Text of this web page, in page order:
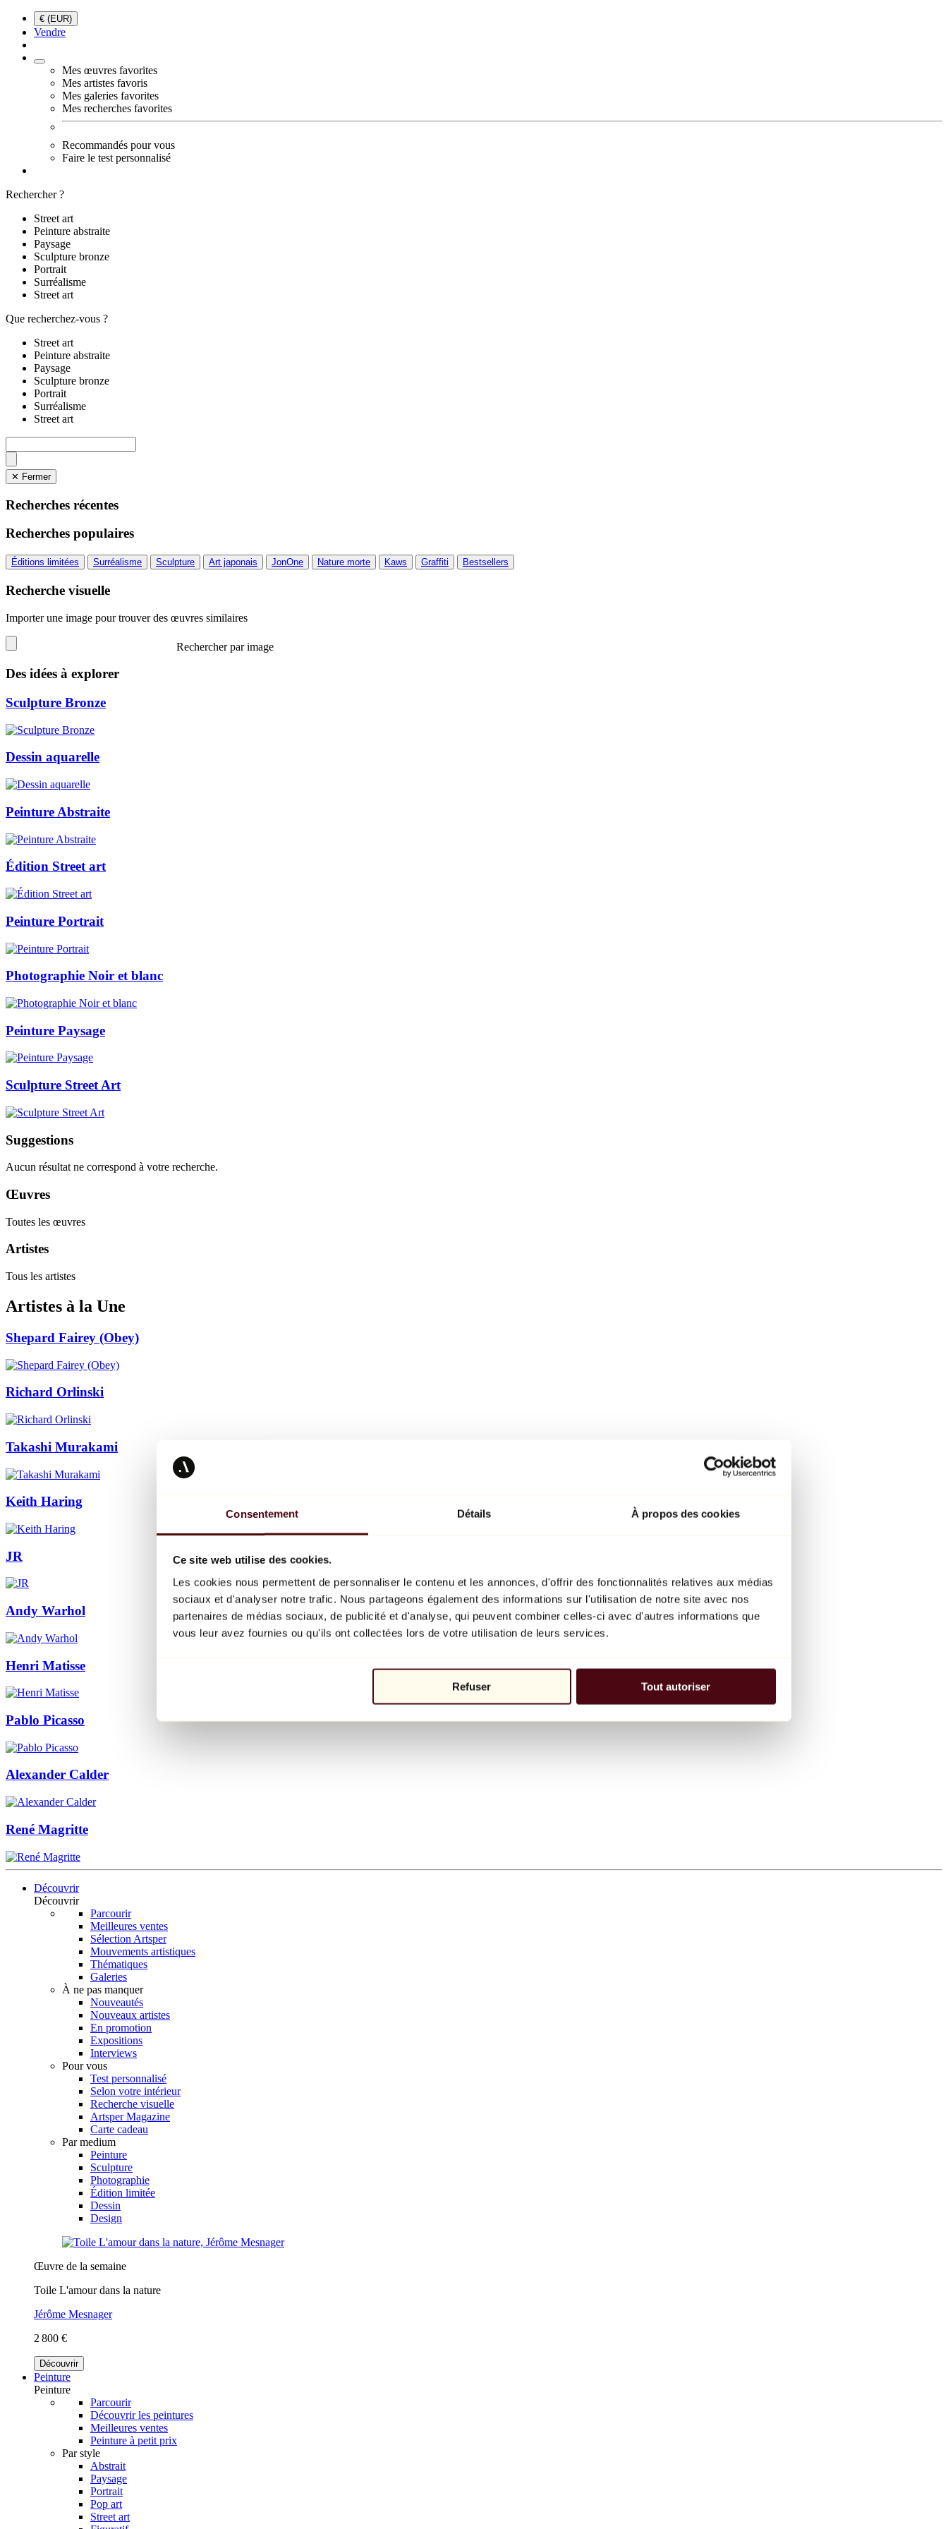
Consentement Détails À propos des cookies
Ce site web utilise des cookies.
Les cookies nous permettent de personnaliser le contenu et les annonces, d'offrir des fonctionnalités relatives aux médias
sociaux et d'analyser notre trafic. Nous partageons également des informations sur l'utilisation de notre site avec nos
partenaires de médias sociaux, de publicité et d'analyse, qui peuvent combiner celles-ci avec d'autres informations que
vous leur avez fournies ou qu'ils ont collectées lors de votre utilisation de leurs services.
Refuser Tout autoriser
€ (EUR)
Vendre
Mes œuvres favorites
Mes artistes favoris
Mes galeries favorites
Mes recherches favorites
Recommandés pour vous
Faire le test personnalisé
Rechercher ?
Street art
Peinture abstraite
Paysage
Sculpture bronze
Portrait
Surréalisme
Street art
Que recherchez-vous ?
Street art
Peinture abstraite
Paysage
Sculpture bronze
Portrait
Surréalisme
Street art
✕ Fermer
Recherches récentes
Recherches populaires
Éditions limitées Surréalisme Sculpture Art japonais JonOne Nature morte Kaws Graffiti Bestsellers
Recherche visuelle
Importer une image pour trouver des œuvres similaires
Rechercher par image
Des idées à explorer
Sculpture Bronze
Dessin aquarelle
Peinture Abstraite
Édition Street art
Peinture Portrait
Photographie Noir et blanc
Peinture Paysage
Sculpture Street Art
Suggestions
Aucun résultat ne correspond à votre recherche.
Œuvres
Toutes les œuvres
Artistes
Tous les artistes
Artistes à la Une
Shepard Fairey (Obey)
Richard Orlinski
Takashi Murakami
Keith Haring
JR
Andy Warhol
Henri Matisse
Pablo Picasso
Alexander Calder
René Magritte
Découvrir
Découvrir
Parcourir
Meilleures ventes
Sélection Artsper
Mouvements artistiques
Thématiques
Galeries
À ne pas manquer
Nouveautés
Nouveaux artistes
En promotion
Expositions
Interviews
Pour vous
Test personnalisé
Selon votre intérieur
Recherche visuelle
Artsper Magazine
Carte cadeau
Par medium
Peinture
Sculpture
Photographie
Édition limitée
Dessin
Design
Œuvre de la semaine
Toile L'amour dans la nature
Jérôme Mesnager
2 800 €
Découvrir
Peinture
Peinture
Parcourir
Découvrir les peintures
Meilleures ventes
Peinture à petit prix
Par style
Abstrait
Paysage
Portrait
Pop art
Street art